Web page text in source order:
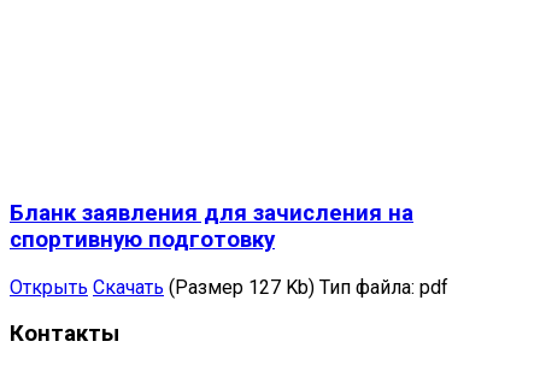
Бланк заявления для зачисления на
спортивную подготовку
Открыть Скачать (Размер 127 Kb) Тип файла: pdf
Контакты